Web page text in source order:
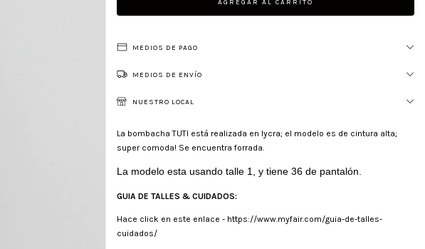
MEDIOS DE PAGO
MEDIOS DE ENVÍO
NUESTRO LOCAL
La bombacha TUTI está realizada en lycra; el modelo es de cintura alta;
super comoda! Se encuentra forrada.
La modelo esta usando talle 1, y tiene 36 de pantalón.
GUIA DE TALLES & CUIDADOS:
Hace click en este enlace - https://www.myfair.com/guia-de-talles-
cuidados/